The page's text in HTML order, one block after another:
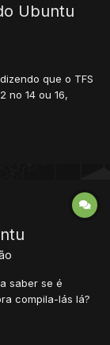
Ubuntu
que o TFS
no 14 ou 16,
sanar essa
toda hor...
saber se é
compila-lás lá?